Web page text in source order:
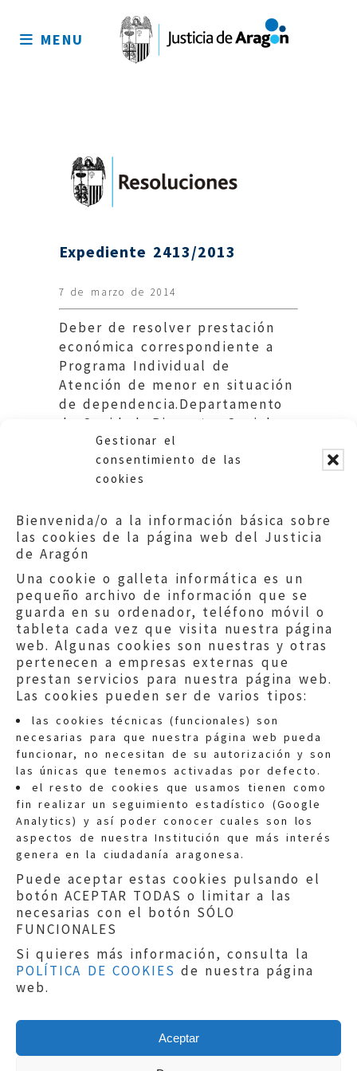
Gestionar el
consentimiento de las
cookies
Bienvenida/o a la información básica sobre
las cookies de la página web del Justicia
de Aragón
Una cookie o galleta informática es un
pequeño archivo de información que se
guarda en su ordenador, teléfono móvil o
tableta cada vez que visita nuestra página
web. Algunas cookies son nuestras y otras
pertenecen a empresas externas que
prestan servicios para nuestra página web.
Las cookies pueden ser de varios tipos:
las cookies técnicas (funcionales) son
necesarias para que nuestra página web pueda
funcionar, no necesitan de su autorización y son
las únicas que tenemos activadas por defecto.
el resto de cookies que usamos tienen como
fin realizar un seguimiento estadístico (Google
Analytics) y así poder conocer cuales son los
aspectos de nuestra Institución que más interés
genera en la ciudadanía aragonesa.
Puede aceptar estas cookies pulsando el
botón ACEPTAR TODAS o limitar a las
necesarias con el botón SÓLO
FUNCIONALES
Si quieres más información, consulta la
POLÍTICA DE COOKIES de nuestra página
web.
Aceptar
sitio
MENU
Expediente 2413/2013
7 de marzo de 2014
Deber de resolver prestación
económica correspondiente a
Programa Individual de
Atención de menor en situación
de dependencia.Departamento
de Sanidad, Bienestar Social y
Familia. Gobierno de Aragón.
Quejas:quejas@eljusticiadearagon.es
Información general:
informacion@eljusticiadearagon.es
Teléfonos:900 210 210/
Aviso legal|Política de privacidad|
Protección de Datos
Política de cookies
Copyright © 2019El Justicia de Aragón|